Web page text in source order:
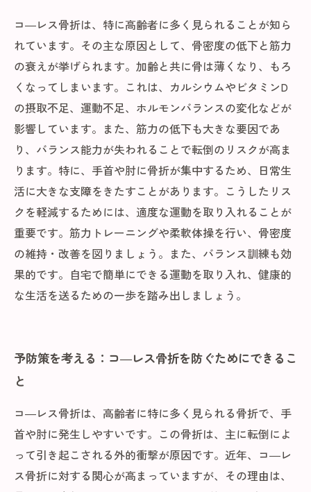
コ―レス骨折は、特に高齢者に多く見られることが知ら
れています。その主な原因として、骨密度の低下と筋力
の衰えが挙げられます。加齢と共に骨は薄くなり、もろ
くなってしまいます。これは、カルシウムやビタミンD
の摂取不足、運動不足、ホルモンバランスの変化などが
影響しています。また、筋力の低下も大きな要因であ
り、バランス能力が失われることで転倒のリスクが高ま
ります。特に、手首や肘に骨折が集中するため、日常生
活に大きな支障をきたすことがあります。こうしたリス
クを軽減するためには、適度な運動を取り入れることが
重要です。筋力トレーニングや柔軟体操を行い、骨密度
の維持・改善を図りましょう。また、バランス訓練も効
果的です。自宅で簡単にできる運動を取り入れ、健康的
な生活を送るための一歩を踏み出しましょう。
予防策を考える：コ―レス骨折を防ぐためにできるこ
と
コ―レス骨折は、高齢者に特に多く見られる骨折で、手
首や肘に発生しやすいです。この骨折は、主に転倒によ
って引き起こされる外的衝撃が原因です。近年、コ―レ
ス骨折に対する関心が高まっていますが、その理由は、